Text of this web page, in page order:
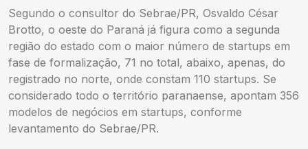
Segundo o consultor do Sebrae/PR, Osvaldo César
Brotto, o oeste do Paraná já figura como a segunda
região do estado com o maior número de startups em
fase de formalização, 71 no total, abaixo, apenas, do
registrado no norte, onde constam 110 startups. Se
considerado todo o território paranaense, apontam 356
modelos de negócios em startups, conforme
levantamento do Sebrae/PR.